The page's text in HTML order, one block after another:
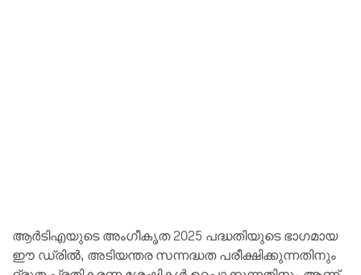
ആർ‌ടി‌എയുടെ അംഗീകൃത 2025 പദ്ധതിയുടെ ഭാഗമായ
ഈ ഡ്രിൽ, അടിയന്തര സന്നദ്ധത പരീക്ഷിക്കുന്നതിനും